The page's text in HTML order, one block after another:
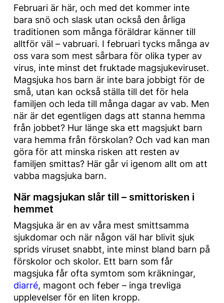
Februari är här, och med det kommer inte
bara snö och slask utan också den årliga
traditionen som många föräldrar känner till
alltför väl – vabruari. I februari tycks många av
oss vara som mest sårbara för olika typer av
virus, inte minst det fruktade magsjukeviruset.
Magsjuka hos barn är inte bara jobbigt för de
små, utan kan också ställa till det för hela
familjen och leda till många dagar av vab. Men
när är det egentligen dags att stanna hemma
från jobbet? Hur länge ska ett magsjukt barn
vara hemma från förskolan? Och vad kan man
göra för att minska risken att resten av
familjen smittas? Här går vi igenom allt om att
vabba magsjuka barn.
När magsjukan slår till – smittorisken i
hemmet
Magsjuka är en av våra mest smittsamma
sjukdomar och när någon väl har blivit sjuk
sprids viruset snabbt, inte minst bland barn på
förskolor och skolor. Ett barn som får
magsjuka får ofta symtom som kräkningar,
diarré, magont och feber – inga trevliga
upplevelser för en liten kropp.